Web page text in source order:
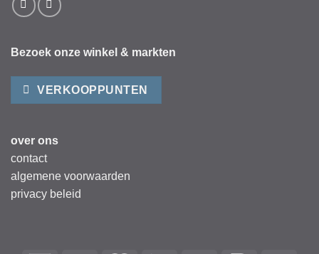
Bezoek onze winkel & markten
VERKOOPPUNTEN
over ons
contact
algemene voorwaarden
privacy beleid